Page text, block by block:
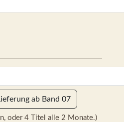
ab Band 07
oder 4 Titel alle 2 Monate.)